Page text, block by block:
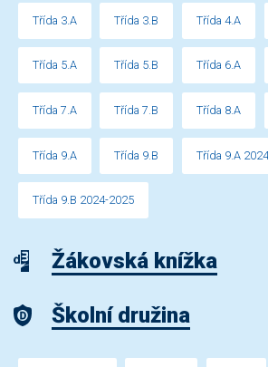
Třída 3.A Třída 3.B Třída 4.A
Třída 5.A Třída 5.B Třída 6.A
Třída 7.A Třída 7.B Třída 8.A
Třída 9.A Třída 9.B Třída 9.A
Třída 9.B 2024-2025
Žákovská knížka
Školní družina